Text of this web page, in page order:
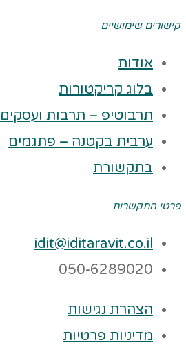
קישורים שימושיים
אודות
בלוג קריקטורות
תרבוטיפ – תרבות ועסקים
ערבית בקטנה – פתגמים
בתקשורת
פרטי התקשרות
idit@iditaravit.co.il
050-6289020
הצהרת נגישות
מדיניות פרטיות